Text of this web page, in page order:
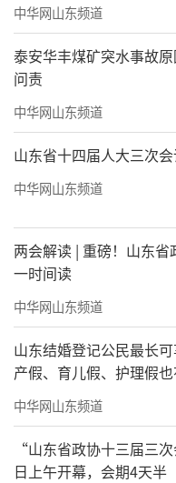
在青岛和济南之间
争抢“山姆第一”
回。
山姆也是端水
抢着，那就两个城
都一样，只能说山
中华网山东频道
泰安华丰煤矿突水事故
问责
中华网山东频道
山东省十四届人大三次
中华网山东频道
两会解读 | 重磅！山东
一时间读
中华网山东频道
山东结婚登记公民最长可
产假、育儿假、护理假
中华网山东频道
“山东省政协十三届三
日上午开幕，会期4天半